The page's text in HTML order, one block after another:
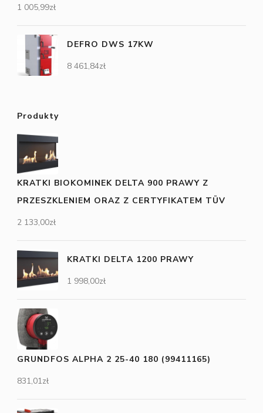
1 005,99zł
DEFRO DWS 17KW
8 461,84zł
Produkty
KRATKI BIOKOMINEK DELTA 900 PRAWY Z
PRZESZKLENIEM ORAZ Z CERTYFIKATEM TÜV
2 133,00zł
KRATKI DELTA 1200 PRAWY
1 998,00zł
GRUNDFOS ALPHA 2 25-40 180 (99411165)
831,01zł